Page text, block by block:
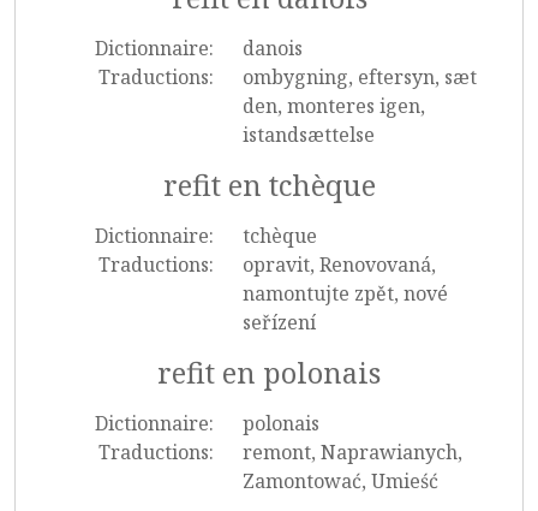
Dictionnaire:
danois
Traductions:
ombygning, eftersyn, sæt
den, monteres igen,
istandsættelse
refit en tchèque
Dictionnaire:
tchèque
Traductions:
opravit, Renovovaná,
namontujte zpět, nové
seřízení
refit en polonais
Dictionnaire:
polonais
Traductions:
remont, Naprawianych,
Zamontować, Umieść